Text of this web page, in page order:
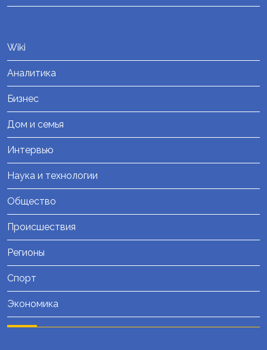
Wiki
Аналитика
Бизнес
Дом и семья
Интервью
Наука и технологии
Общество
Происшествия
Регионы
Спорт
Экономика